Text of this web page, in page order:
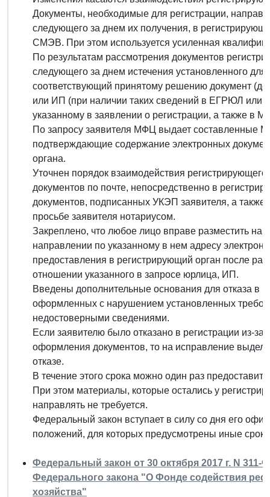
Документы, необходимые для регистрации,
следующего за днем их получения, в
СМЭВ. При этом используется усиленная
По результатам рассмотрения документов
следующего за днем истечения установленного для
соответствующий принятому решению документ
или ИП (при наличии таких сведений в ЕГРЮЛ или
указанному в заявлении о регистрации, а также в
По запросу заявителя МФЦ выдает составленные
подтверждающие содержание электронных
органа.
Уточнен порядок взаимодействия
документов по почте, непосредственно в
документов, подписанных УКЭП заявителя, а
просьбе заявителя нотариусом.
Закреплено, что любое лицо вправе разместить на
направлении по указанному в нем адресу
предоставления в регистрирующий орган после
отношении указанного в запросе юрлица, ИП.
Введены дополнительные основания для отказа в
оформленных с нарушением установленных
недостоверными сведениями.
Если заявителю было отказано в регистрации из-
оформления документов, то на исправление
отказе.
В течение этого срока можно один раз
При этом материалы, которые остались у
направлять не требуется.
Федеральный закон вступает в силу со дня его
положений, для которых предусмотрены иные
Федеральный закон от 30 октября 2017 г. N
Федерального закона "О Фонде содействия
хозяйства"